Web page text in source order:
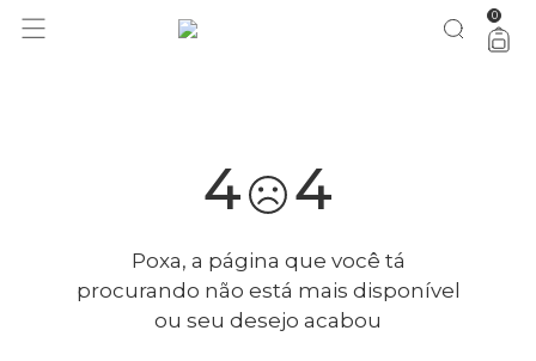
você merece 30% OFF pra comemorar com a gente aproveita! 0
4 4
Poxa, a página que você tá
procurando não está mais disponível
ou seu desejo acabou